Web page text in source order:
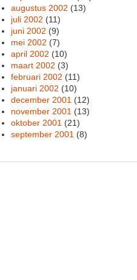
augustus 2002 (13)
juli 2002 (11)
juni 2002 (9)
mei 2002 (7)
april 2002 (10)
maart 2002 (3)
februari 2002 (11)
januari 2002 (10)
december 2001 (12)
november 2001 (13)
oktober 2001 (21)
september 2001 (8)